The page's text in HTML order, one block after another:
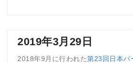
2019年3月29日
2018年9月に行われた第23回日本バ